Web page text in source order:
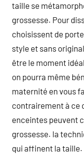
taille se
grossesse. Pour
choisissent de
style et sans
être le moment
on pourra même
maternité en vous
contrairement à ce
enceintes peuvent
grossesse. la
qui affinent la taille.